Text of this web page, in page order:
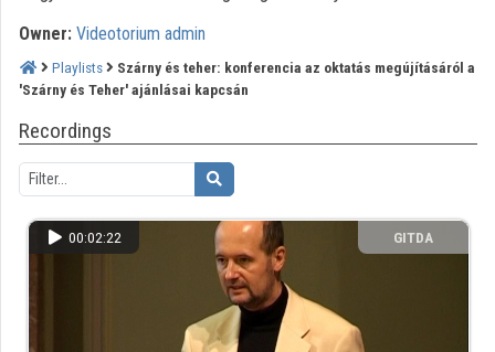
AGENCY
Log In
Organization discovery
Categories
Organization playlists
Owner: Videotorium admin
Playlists
Szárny és teher: konferencia az oktatás megújításáról a
'Szárny és Teher' ajánlásai kapcsán
Recordings
00:02:22 GITDA